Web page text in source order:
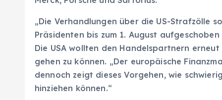
„Die Verhandlungen über die US-Strafzölle
Präsidenten bis zum 1. August
Die USA wollten den Handelspartnern
gehen zu können. „Der europäische
dennoch zeigt dieses Vorgehen, wie
hinziehen können.“